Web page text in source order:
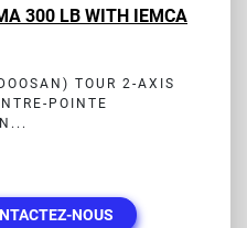
300 LB WITH IEMCA
TOUR 2-AXIS
POINTE
NOUS